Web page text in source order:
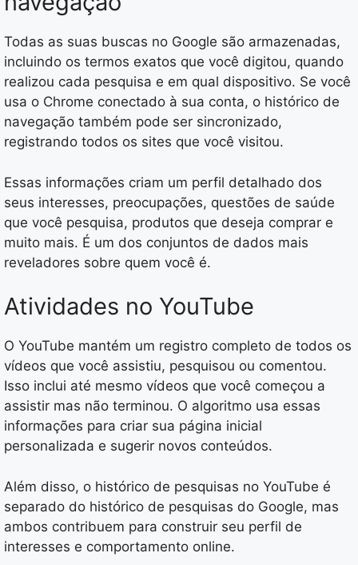
Todas as suas buscas no Google são armazenadas,
incluindo os termos exatos que você digitou, quando
realizou cada pesquisa e em qual dispositivo. Se você
usa o Chrome conectado à sua conta, o histórico de
navegação também pode ser sincronizado,
registrando todos os sites que você visitou.
Essas informações criam um perfil detalhado dos
seus interesses, preocupações, questões de saúde
que você pesquisa, produtos que deseja comprar e
muito mais. É um dos conjuntos de dados mais
reveladores sobre quem você é.
Atividades no YouTube
O YouTube mantém um registro completo de todos os
vídeos que você assistiu, pesquisou ou comentou.
Isso inclui até mesmo vídeos que você começou a
assistir mas não terminou. O algoritmo usa essas
informações para criar sua página inicial
personalizada e sugerir novos conteúdos.
Além disso, o histórico de pesquisas no YouTube é
separado do histórico de pesquisas do Google, mas
ambos contribuem para construir seu perfil de
interesses e comportamento online.